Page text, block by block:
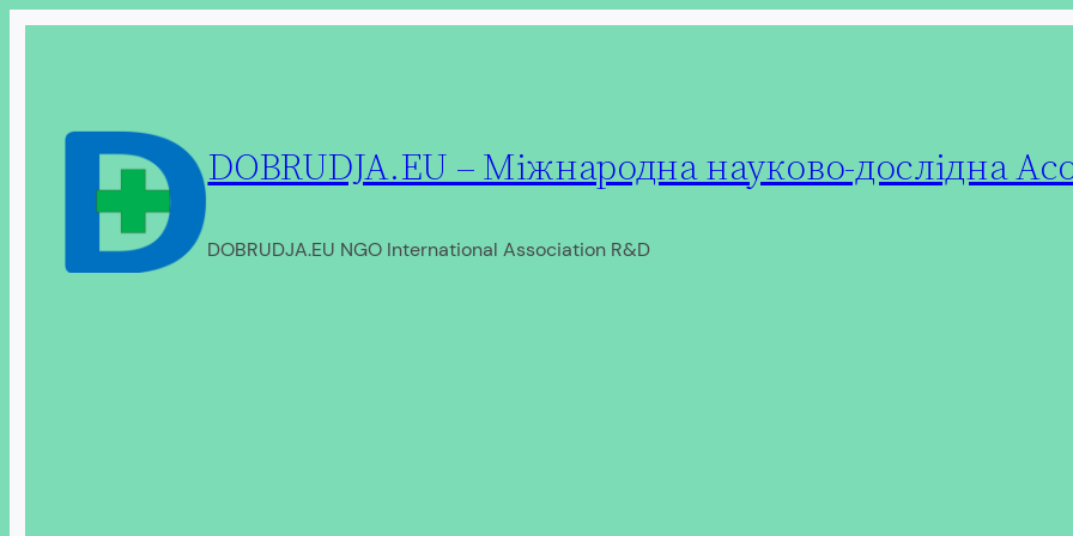
DOBRUDJA.EU – Міжнародна науково-дослідна
DOBRUDJA.EU NGO International Association R&D